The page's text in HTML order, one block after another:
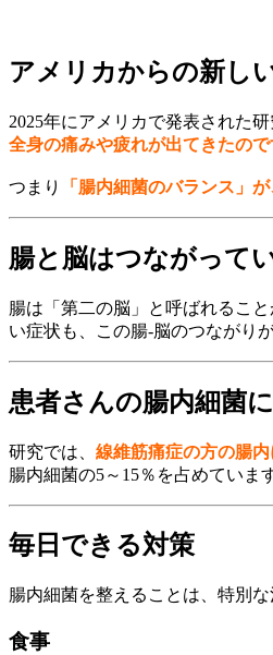
アメリカからの新し
2025年にアメリカで発表された
全身の痛みや疲れが出てきたので
つまり 「腸内細菌のバランス」
腸と脳はつながって
腸は「第二の脳」と呼ばれるこ
い症状も、この腸-脳のつながり
患者さんの腸内細菌
研究では、 線維筋痛症の方の腸
腸内細菌の5～15％を占めていま
毎日できる対策
腸内細菌を整えることは、特別
食事